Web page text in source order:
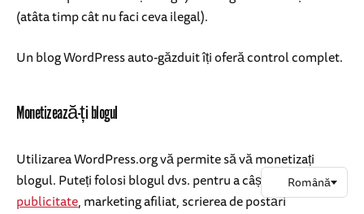
(atâta timp cât nu faci ceva ilegal).
Un blog WordPress auto-găzduit îți oferă control complet.
Monetizează-ți blogul
Utilizarea WordPress.org vă permite să vă monetizați
blogul. Puteți folosi blogul dvs. pentru a câștiga bani prin
publicitate, marketing afiliat, scrierea de postări